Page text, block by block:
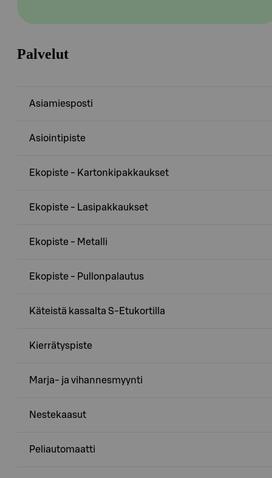
Palvelut
Asiamiesposti
Asiointipiste
Ekopiste - Kartonkipakkaukset
Ekopiste - Lasipakkaukset
Ekopiste - Metalli
Ekopiste - Pullonpalautus
Käteistä kassalta S-Etukortilla
Kierrätyspiste
Marja- ja vihannesmyynti
Nestekaasut
Peliautomaatti